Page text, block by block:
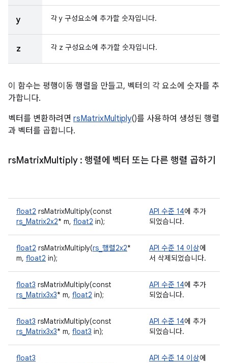
y 각 y 구성요소에 추가할 숫자입니다.
z 각 z 구성요소에 추가할 숫자입니다.
이 함수는 평행이동 행렬을 만들고, 벡터의 각 요소에 숫자를 추
가합니다.
벡터를 변환하려면 rsMatrixMultiply()를 사용하여 생성된 행렬
과 벡터를 곱합니다.
rsMatrixMultiply : 행렬에 벡터 또는 다른 행렬 곱하기
float2 rsMatrixMultiply(const
rs_Matrix2x2* m, float2 in);
API 수준 14에 추가
되었습니다.
float2 rsMatrixMultiply(rs_행렬2x2*
m, float2 in);
API 수준 14 이상에
서 삭제되었습니다.
float3 rsMatrixMultiply(const
rs_Matrix3x3* m, float2 in);
API 수준 14에 추가
되었습니다.
float3 rsMatrixMultiply(const
rs_Matrix3x3* m, float3 in);
API 수준 14에 추가
되었습니다.
float3
API 수준 14 이상에